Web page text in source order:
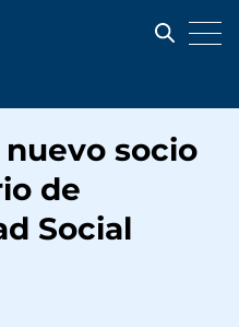
nuevo socio
de
Social